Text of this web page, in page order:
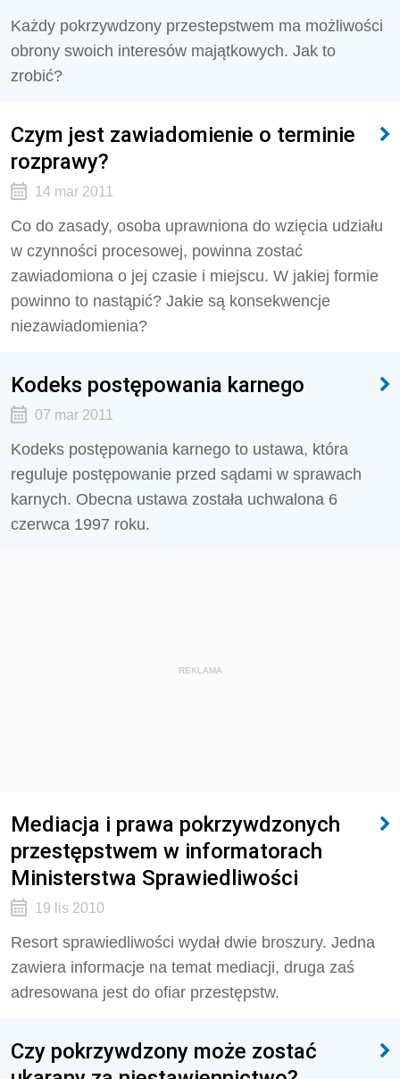
Każdy pokrzywdzony przestepstwem ma możliwości
obrony swoich interesów majątkowych. Jak to
zrobić?
Czym jest zawiadomienie o terminie
rozprawy?
14 mar 2011
Co do zasady, osoba uprawniona do wzięcia udziału
w czynności procesowej, powinna zostać
zawiadomiona o jej czasie i miejscu. W jakiej formie
powinno to nastąpić? Jakie są konsekwencje
niezawiadomienia?
Kodeks postępowania karnego
07 mar 2011
Kodeks postępowania karnego to ustawa, która
reguluje postępowanie przed sądami w sprawach
karnych. Obecna ustawa została uchwalona 6
czerwca 1997 roku.
REKLAMA
Mediacja i prawa pokrzywdzonych
przestępstwem w informatorach
Ministerstwa Sprawiedliwości
19 lis 2010
Resort sprawiedliwości wydał dwie broszury. Jedna
zawiera informacje na temat mediacji, druga zaś
adresowana jest do ofiar przestępstw.
Czy pokrzywdzony może zostać